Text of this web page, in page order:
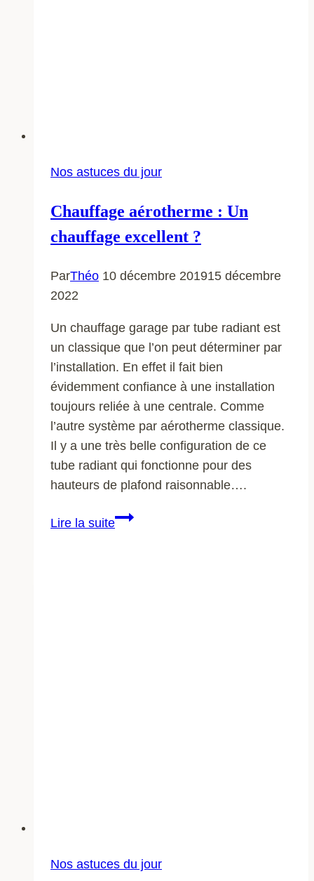
Nos astuces du jour
Chauffage aérotherme : Un
chauffage excellent ?
ParThéo 10 décembre 201915 décembre
2022
Un chauffage garage par tube radiant est
un classique que l’on peut déterminer par
l’installation. En effet il fait bien
évidemment confiance à une installation
toujours reliée à une centrale. Comme
l’autre système par aérotherme classique.
Il y a une très belle configuration de ce
tube radiant qui fonctionne pour des
hauteurs de plafond raisonnable….
Lire la suiteChauffage
Nos astuces du jour